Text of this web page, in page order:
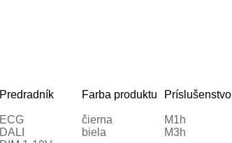
Predradník Farba produktu Príslušenstvo
ECG čierna
M1h
DALI biela
M3h